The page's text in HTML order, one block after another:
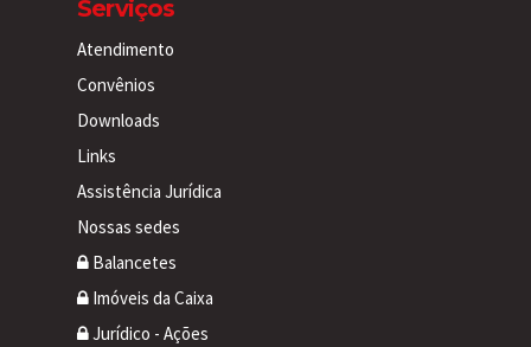
Serviços
Atendimento
Convênios
Downloads
Links
Assistência Jurídica
Nossas sedes
Balancetes
Imóveis da Caixa
Jurídico - Ações